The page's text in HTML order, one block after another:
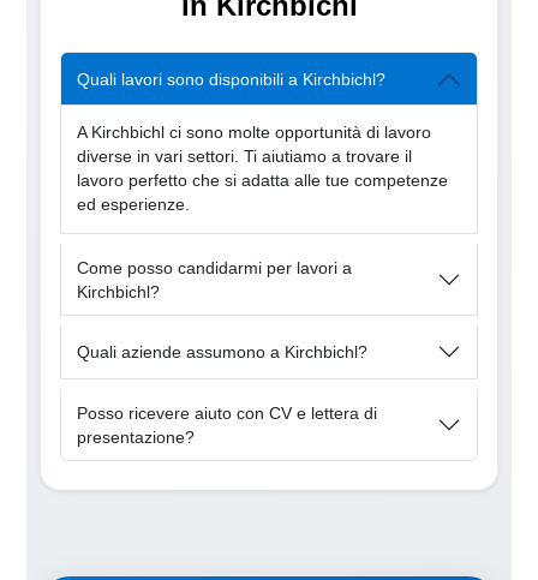
Quali lavori sono disponibili a Kirchbichl?
A Kirchbichl ci sono molte opportunità di lavoro
diverse in vari settori. Ti aiutiamo a trovare il
lavoro perfetto che si adatta alle tue competenze
ed esperienze.
Come posso candidarmi per lavori a
Kirchbichl?
Quali aziende assumono a Kirchbichl?
Posso ricevere aiuto con CV e lettera di
presentazione?